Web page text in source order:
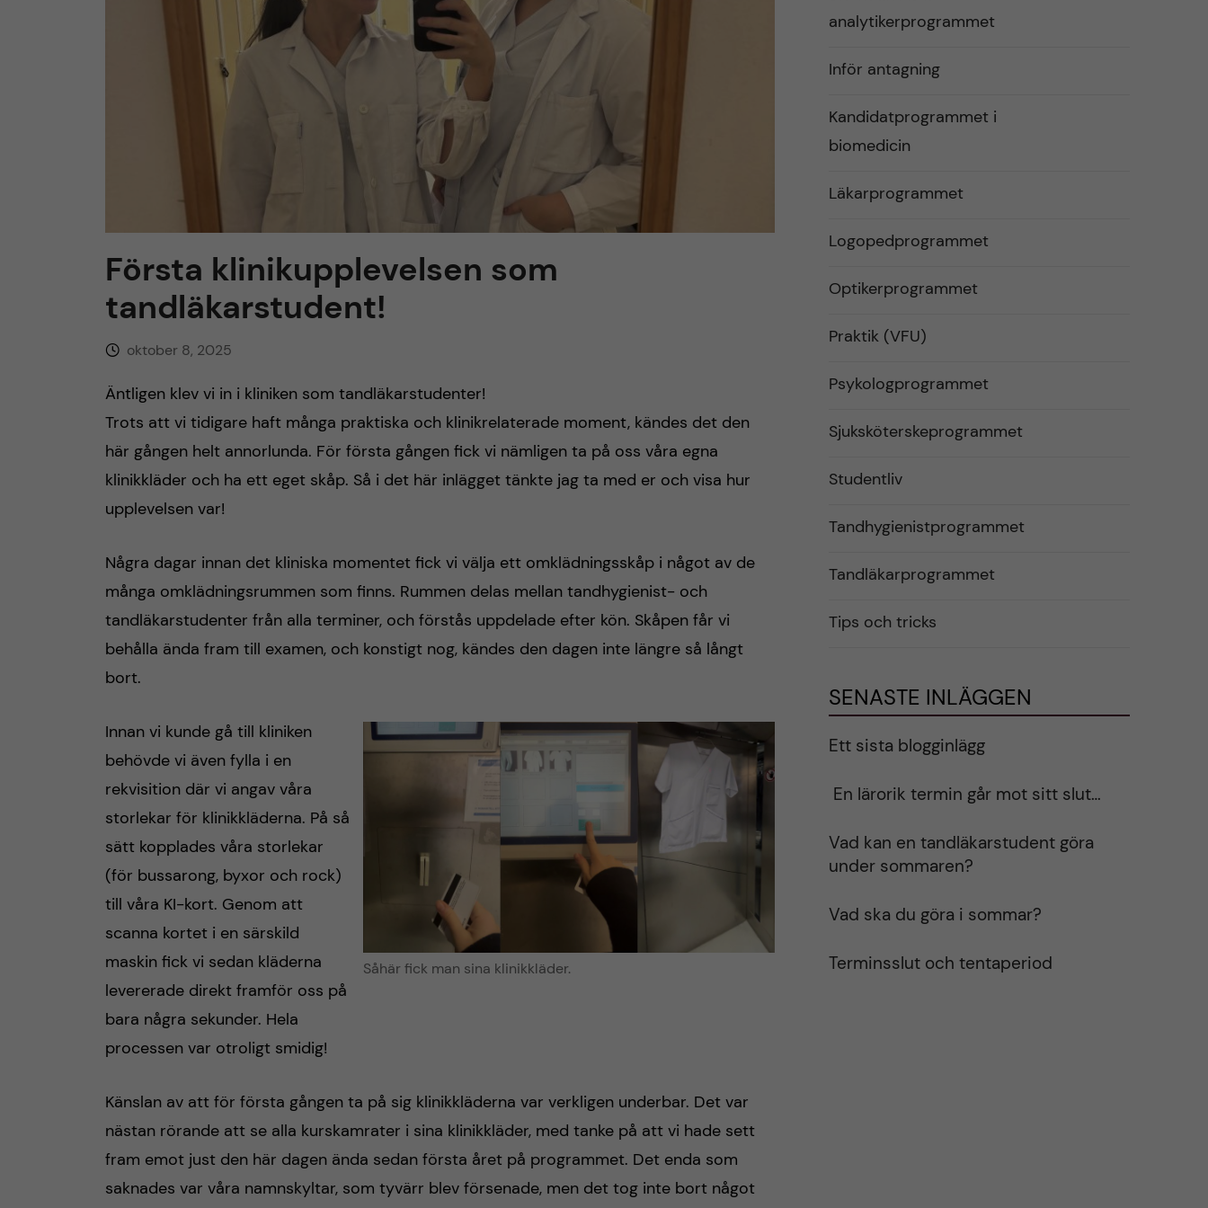
Första klinikupplevelsen som
tandläkarstudent!
oktober 8, 2025
Äntligen klev vi in i kliniken som tandläkarstudenter!
Trots att vi tidigare haft många praktiska och klinikrelaterade moment, kändes det den
här gången helt annorlunda. För första gången fick vi nämligen ta på oss våra egna
klinikkläder och ha ett eget skåp. Så i det här inlägget tänkte jag ta med er och visa hur
upplevelsen var!
Några dagar innan det kliniska momentet fick vi välja ett omklädningsskåp i något av de
många omklädningsrummen som finns. Rummen delas mellan tandhygienist- och
tandläkarstudenter från alla terminer, och förstås uppdelade efter kön. Skåpen får vi
behålla ända fram till examen, och konstigt nog, kändes den dagen inte längre så långt
bort.
Såhär fick man sina klinikkläder.
Innan vi kunde gå till kliniken
behövde vi även fylla i en
rekvisition där vi angav våra
storlekar för klinikkläderna. På så
sätt kopplades våra storlekar
(för bussarong, byxor och rock)
till våra KI-kort. Genom att
scanna kortet i en särskild
maskin fick vi sedan kläderna
levererade direkt framför oss på
bara några sekunder. Hela
processen var otroligt smidig!
Känslan av att för första gången ta på sig klinikkläderna var verkligen underbar. Det var
nästan rörande att se alla kurskamrater i sina klinikkläder, med tanke på att vi hade sett
fram emot just den här dagen ända sedan första året på programmet. Det enda som
saknades var våra namnskyltar, som tyvärr blev försenade, men det tog inte bort något
analytikerprogrammet
Inför antagning
Kandidatprogrammet i
biomedicin
Läkarprogrammet
Logopedprogrammet
Optikerprogrammet
Praktik (VFU)
Psykologprogrammet
Sjuksköterskeprogrammet
Studentliv
Tandhygienistprogrammet
Tandläkarprogrammet
Tips och tricks
SENASTE INLÄGGEN
Ett sista blogginlägg
En lärorik termin går mot sitt slut…
Vad kan en tandläkarstudent göra
under sommaren?
Vad ska du göra i sommar?
Terminsslut och tentaperiod